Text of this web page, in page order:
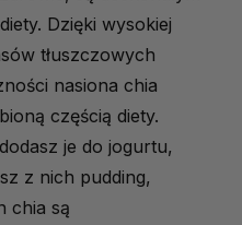
Dzięki wysokiej
tłuszczowych
nasiona chia
częścią diety.
je do jogurtu,
z nich pudding,
chia są